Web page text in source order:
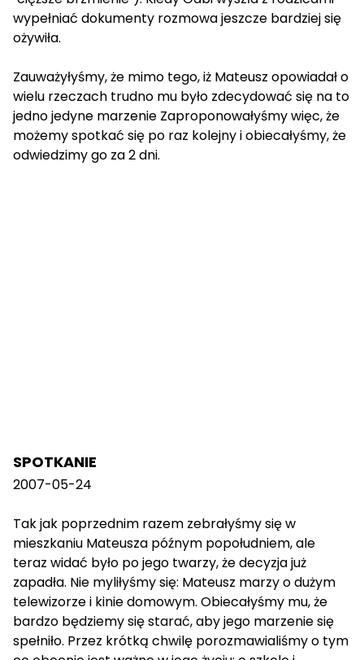
wypełniać dokumenty rozmowa jeszcze bardziej się
ożywiła.
Zauważyłyśmy, że mimo tego, iż Mateusz opowiadał o
wielu rzeczach trudno mu było zdecydować się na to
jedno jedyne marzenie Zaproponowałyśmy więc, że
możemy spotkać się po raz kolejny i obiecałyśmy, że
odwiedzimy go za 2 dni.
SPOTKANIE
2007-05-24
Tak jak poprzednim razem zebrałyśmy się w
mieszkaniu Mateusza późnym popołudniem, ale
teraz widać było po jego twarzy, że decyzja już
zapadła. Nie myliłyśmy się: Mateusz marzy o dużym
telewizorze i kinie domowym. Obiecałyśmy mu, że
bardzo będziemy się starać, aby jego marzenie się
spełniło. Przez krótką chwilę porozmawialiśmy o tym